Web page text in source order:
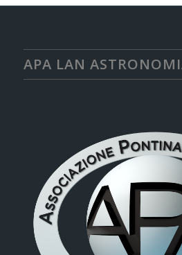
APA LAN